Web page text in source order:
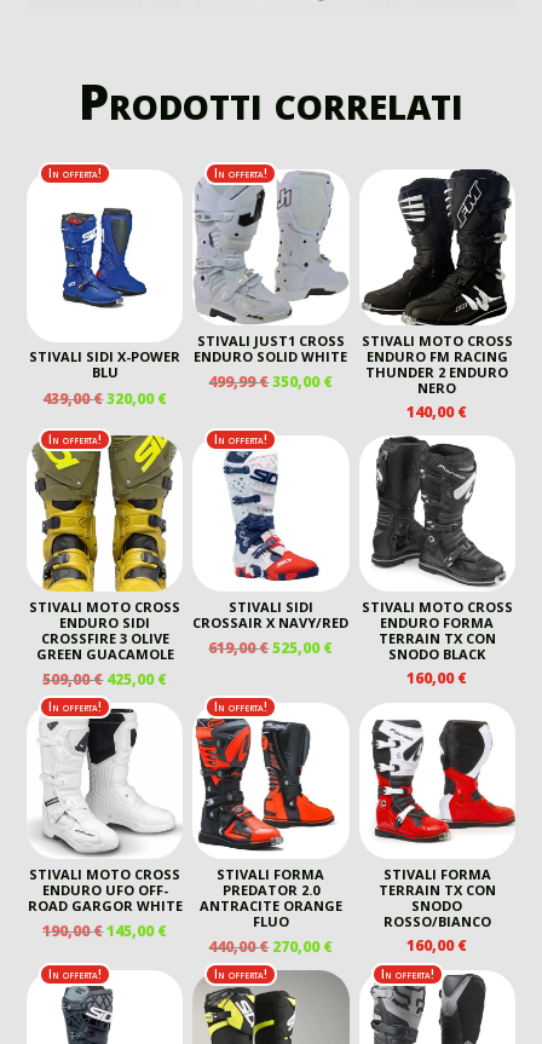
Prodotti correlati
In offerta!
STIVALI SIDI X-POWER
BLU
439,00€IL
ORIGINALE
ERA:
439,00 €.
320,00€IL
ATTUALE
È:
320,00 €.
In offerta!
STIVALI JUST1 CROSS
ENDURO SOLID WHITE
499,99€IL
ERA:
499,99 €.
350,00€IL
È:
350,00 €.
STIVALI MOTO CROSS
ENDURO FM RACING
THUNDER 2 ENDURO
NERO
140,00€
In offerta!
STIVALI MOTO CROSS
ENDURO SIDI
CROSSFIRE 3 OLIVE
GREEN GUACAMOLE
509,00€ IL
PREZZO
ORIGINALE
ERA:
509,00 €.
425,00€IL
PREZZO
ATTUALE
425,00 €.
In offerta!
STIVALI SIDI
CROSSAIR X NAVY/RED
619,00€IL
ERA:
619,00 €.
525,00€IL
È:
525,00 €.
STIVALI MOTO CROSS
ENDURO FORMA
TERRAIN TX CON
SNODO BLACK
160,00€
In offerta!
STIVALI MOTO CROSS
ENDURO UFO OFF-
ROAD GARGOR WHITE
190,00€IL
ORIGINALE
ERA:
190,00 €.
145,00€IL
PREZZO
ATTUALE
È:
145,00 €.
In offerta!
STIVALI FORMA
PREDATOR 2.0
ANTRACITE ORANGE
FLUO
440,00€ IL
PREZZO
ORIGINALE
ERA:
440,00 €.
270,00€IL
PREZZO
ATTUALE
270,00 €.
STIVALI FORMA
TERRAIN TX CON
SNODO
ROSSO/BIANCO
160,00€
In offerta! In offerta! In offerta!